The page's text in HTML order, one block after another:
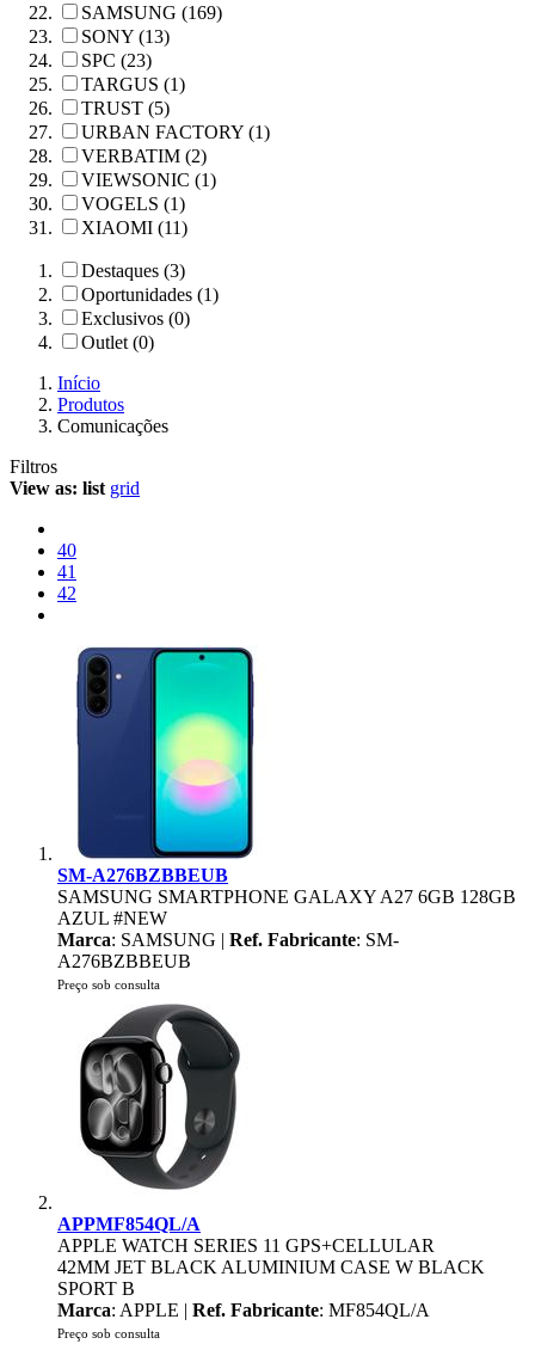
SAMSUNG (169)
SONY (13)
SPC (23)
TARGUS (1)
TRUST (5)
URBAN FACTORY (1)
VERBATIM (2)
VIEWSONIC (1)
VOGELS (1)
XIAOMI (11)
Destaques (3)
Oportunidades (1)
Exclusivos (0)
Outlet (0)
Início
Produtos
Comunicações
Filtros
View as: list grid
40
41
42
SM-A276BZBBEUB
SAMSUNG SMARTPHONE GALAXY A27 6GB 128GB
AZUL #NEW
Marca: SAMSUNG | Ref. Fabricante: SM-
A276BZBBEUB
Preço sob consulta
APPMF854QL/A
APPLE WATCH SERIES 11 GPS+CELLULAR
42MM JET BLACK ALUMINIUM CASE W BLACK
SPORT B
Marca: APPLE | Ref. Fabricante: MF854QL/A
Preço sob consulta